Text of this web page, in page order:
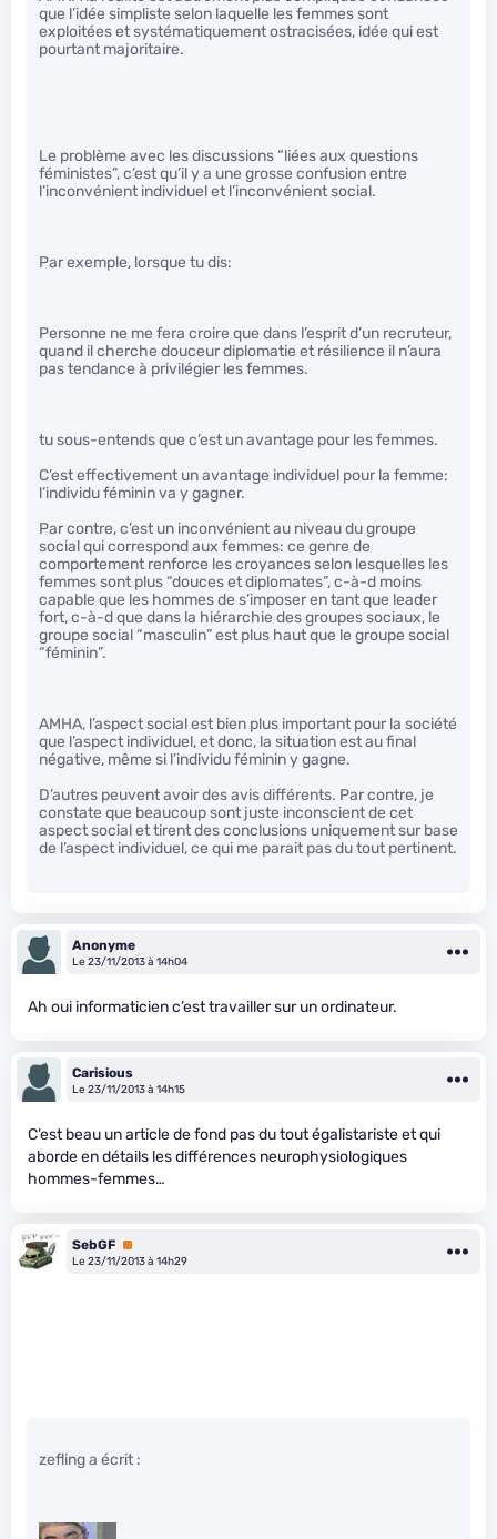
que l’idée simpliste selon laquelle les femmes sont
exploitées et systématiquement ostracisées, idée qui est
pourtant majoritaire.
Le problème avec les discussions “liées aux questions
féministes”, c’est qu’il y a une grosse confusion entre
l’inconvénient individuel et l’inconvénient social.
Par exemple, lorsque tu dis:
Personne ne me fera croire que dans l’esprit d’un recruteur,
quand il cherche douceur diplomatie et résilience il n’aura
pas tendance à privilégier les femmes.
tu sous-entends que c’est un avantage pour les femmes.
C’est effectivement un avantage individuel pour la femme:
l’individu féminin va y gagner.
Par contre, c’est un inconvénient au niveau du groupe
social qui correspond aux femmes: ce genre de
comportement renforce les croyances selon lesquelles les
femmes sont plus “douces et diplomates”, c-à-d moins
capable que les hommes de s’imposer en tant que leader
fort, c-à-d que dans la hiérarchie des groupes sociaux, le
groupe social “masculin” est plus haut que le groupe social
“féminin”.
AMHA, l’aspect social est bien plus important pour la société
que l’aspect individuel, et donc, la situation est au final
négative, même si l’individu féminin y gagne.
D’autres peuvent avoir des avis différents. Par contre, je
constate que beaucoup sont juste inconscient de cet
aspect social et tirent des conclusions uniquement sur base
de l’aspect individuel, ce qui me parait pas du tout pertinent.
Anonyme
Le 23/11/2013 à 14h04
Ah oui informaticien c’est travailler sur un ordinateur.
Carisious
Le 23/11/2013 à 14h15
C’est beau un article de fond pas du tout égalistariste et qui
aborde en détails les différences neurophysiologiques
hommes-femmes…
SebGF Premium
Le 23/11/2013 à 14h29
zefling a écrit :